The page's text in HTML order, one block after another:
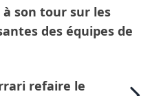
à son tour sur les
des équipes de
refaire le